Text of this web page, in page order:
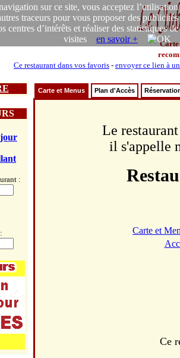
sur ce site, vous acceptez l’utilisation
traceurs pour vous proposer des publicités
centres d’intérêts et réaliser des statistiques de
visites en savoir +
Carte
Ce restaurant dans vos favoris - envoyer ce lien à
:
Carte et Menus Plan d'Accès
Le
il s'appelle
Carte et
Ce